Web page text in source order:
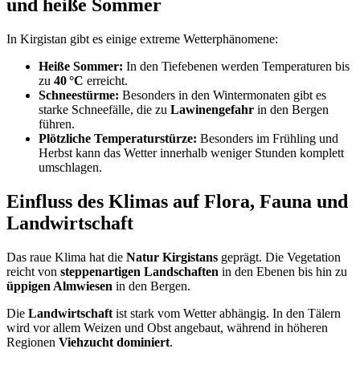
und heiße Sommer
In Kirgistan gibt es einige extreme Wetterphänomene:
Heiße Sommer: In den Tiefebenen werden Temperaturen bis
zu 40 °C erreicht.
Schneestürme: Besonders in den Wintermonaten gibt es
starke Schneefälle, die zu Lawinengefahr in den Bergen
führen.
Plötzliche Temperaturstürze: Besonders im Frühling und
Herbst kann das Wetter innerhalb weniger Stunden komplett
umschlagen.
Einfluss des Klimas auf Flora, Fauna und
Landwirtschaft
Das raue Klima hat die Natur Kirgistans geprägt. Die Vegetation
reicht von steppenartigen Landschaften in den Ebenen bis hin zu
üppigen Almwiesen in den Bergen.
Die Landwirtschaft ist stark vom Wetter abhängig. In den Tälern
wird vor allem Weizen und Obst angebaut, während in höheren
Regionen Viehzucht dominiert.